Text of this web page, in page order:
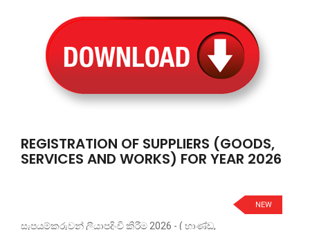
REGISTRATION OF SUPPLIERS (GOODS,
SERVICES AND WORKS) FOR YEAR 2026
NEW
සැපයුම්කරුවන් ලියාපදිංචි කිරීම 2026 - ( භාණ්ඩ,